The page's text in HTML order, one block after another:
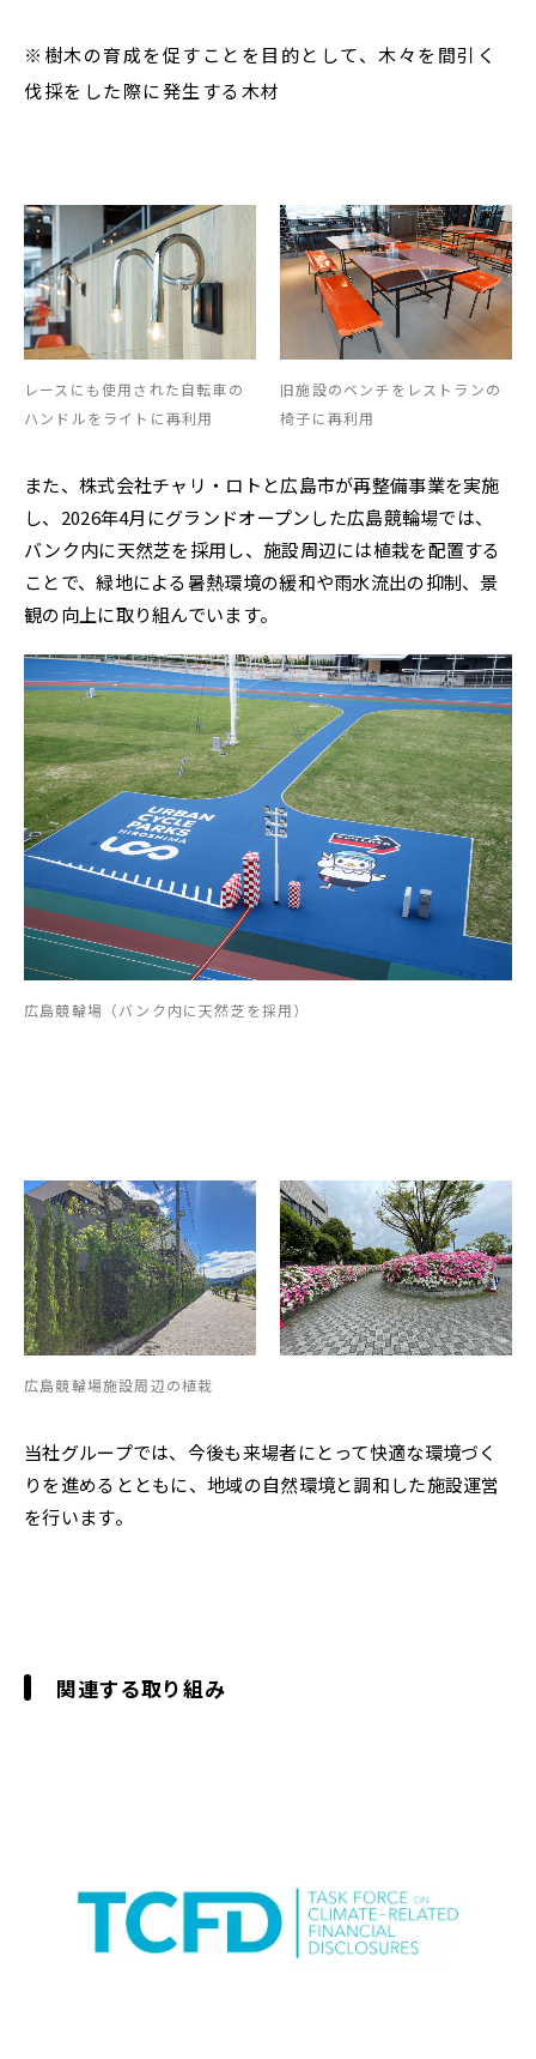
※樹木の育成を促すことを目的として、木々を間引く
伐採をした際に発生する木材
レースにも使用された自転車の
ハンドルをライトに再利用
旧施設のベンチをレストランの
椅子に再利用
また、株式会社チャリ・ロトと広島市が再整備事業を実施
し、2026年4月にグランドオープンした広島競輪場では、
バンク内に天然芝を採用し、施設周辺には植栽を配置する
ことで、緑地による暑熱環境の緩和や雨水流出の抑制、景
観の向上に取り組んでいます。
広島競輪場（バンク内に天然芝を採用）
広島競輪場施設周辺の植栽
当社グループでは、今後も来場者にとって快適な環境づく
りを進めるとともに、地域の自然環境と調和した施設運営
を行います。
関連する取り組み